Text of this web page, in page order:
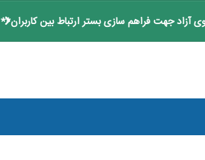
جهت فراهم سازی بستر ارتباط بین کاربران**